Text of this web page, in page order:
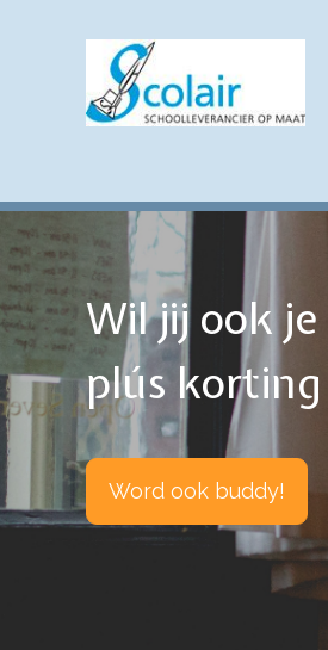
Wil jij ook
plús
Word ook buddy!